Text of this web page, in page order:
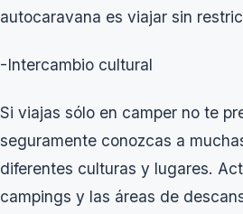
autocaravana es viajar sin
-Intercambio cultural
Si viajas sólo en camper no te
seguramente conozcas a
diferentes culturas y lugares.
campings y las áreas de